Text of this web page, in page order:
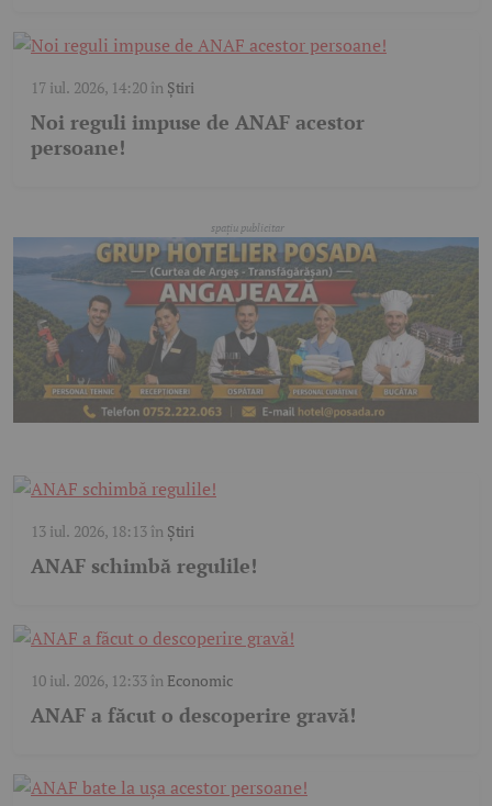
17 iul. 2026, 14:20în Știri
Noi reguli impuse de ANAF acestor
persoane!
13 iul. 2026, 18:13în Știri
ANAF schimbă regulile!
10 iul. 2026, 12:33în Economic
ANAF a făcut o descoperire gravă!